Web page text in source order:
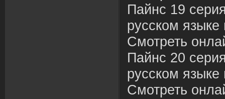
Пайнс 19
русском
Смотреть
Пайнс 20
русском
Смотреть